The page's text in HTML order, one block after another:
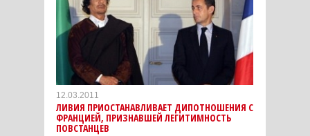
12.03.2011
ЛИВИЯ ПРИОСТАНАВЛИВАЕТ ДИПОТНОШЕНИЯ С
ФРАНЦИЕЙ, ПРИЗНАВШЕЙ ЛЕГИТИМНОСТЬ
ПОВСТАНЦЕВ